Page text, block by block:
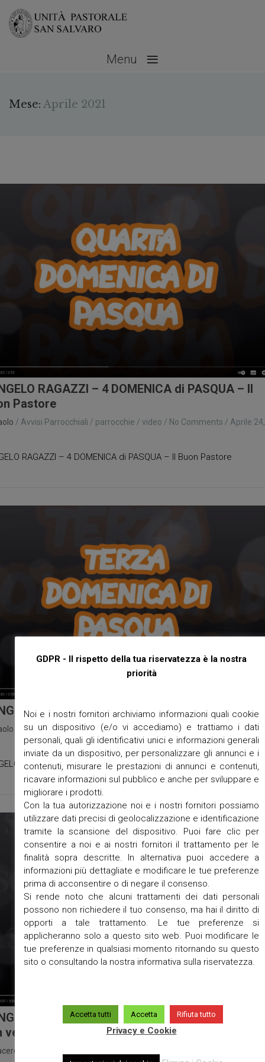
Menu ≡
Mese: Aprile 2021
RAGAZZI – 4 DOMENICA di PASQUA – Il
Pastore
/ Avvisi Parrocchiali / parrocchie / video / No Comments / Aprile 24,
RAGAZZI – 4 DOMENICA di PASQUA – Il Buon Pastore
RAGAZZI – III DOMENICA di PASQUA
Avvisi Parrocchiali/ parrocchie/video/No Comments/Aprile 17,
RAGAZZI – III DOMENICA di PASQUA
RAGAZZI – II DOMENICA di PASQUA … Se
vedo non credo …
GDPR - Il rispetto della tua riservatezza è la nostra
priorità
Noi e i nostri fornitori archiviamo informazioni quali cookie
su un dispositivo (e/o vi accediamo) e trattiamo i dati
personali, quali gli identificativi unici e informazioni generali
inviate da un dispositivo, per personalizzare gli annunci e i
contenuti, misurare le prestazioni di annunci e contenuti,
ricavare informazioni sul pubblico e anche per sviluppare e
migliorare i prodotti.
Con la tua autorizzazione noi e i nostri fornitori possiamo
utilizzare dati precisi di geolocalizzazione e identificazione
tramite la scansione del dispositivo. Puoi fare clic per
consentire a noi e ai nostri fornitori il trattamento per le
finalità sopra descritte. In alternativa puoi accedere a
informazioni più dettagliate e modificare le tue preferenze
prima di acconsentire o di negare il consenso.
Si rende noto che alcuni trattamenti dei dati personali
possono non richiedere il tuo consenso, ma hai il diritto di
opporti a tale trattamento. Le tue preferenze si
applicheranno solo a questo sito web. Puoi modificare le
tue preferenze in qualsiasi momento ritornando su questo
sito o consultando la nostra informativa sulla riservatezza.
Accetta tutti Accetta Rifiuta tutto
Privacy e Cookie